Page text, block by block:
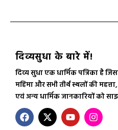
दिव्यसुधा के बारे में!
दिव्य सुधा एक धार्मिक पत्रिका है
महिमा और सभी तीर्थ स्थलों की
एवं अन्य धार्मिक जानकारियों को